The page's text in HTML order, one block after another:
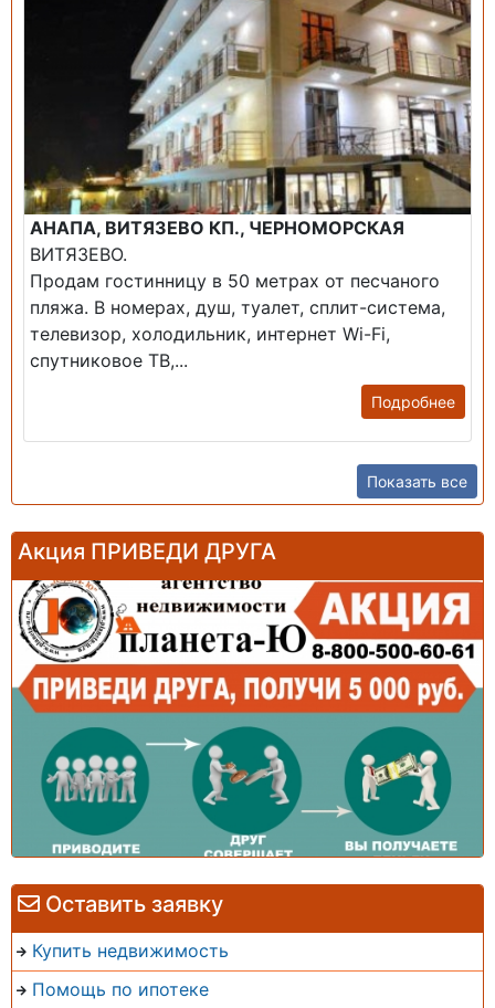
Оставить заявку
Купить недвижимость
Помощь по ипотеке
АНАПА, ВИТЯЗЕВО КП., ЧЕРНОМОРСКАЯ
ВИТЯЗЕВО.
Продам гостинницу в 50 метрах от песчаного
пляжа. В номерах, душ, туалет, сплит-система,
телевизор, холодильник, интернет Wi-Fi,
спутниковое ТВ,...
Подробнее
Показать все
Акция ПРИВЕДИ ДРУГА